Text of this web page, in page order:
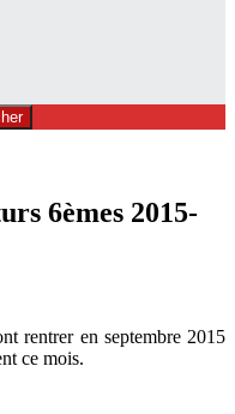
6èmes 2015-
rentrer en septembre 2015
ce mois.